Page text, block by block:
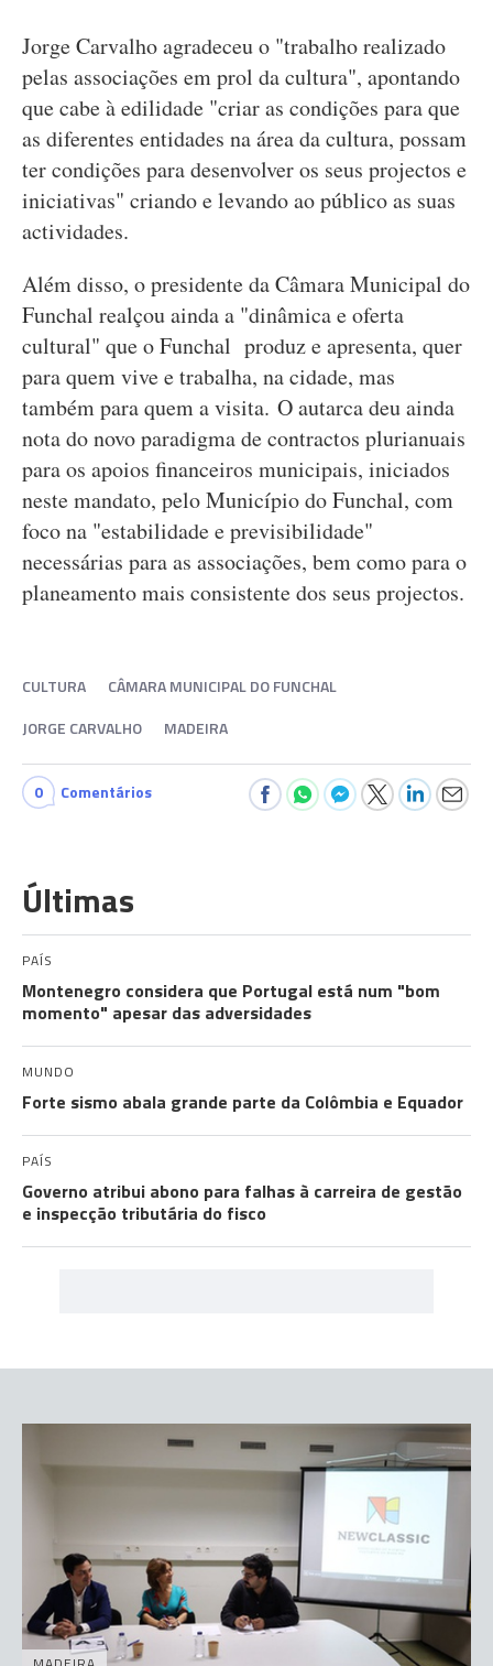
Jorge Carvalho agradeceu o "trabalho realizado
pelas associações em prol da cultura", apontando
que cabe à edilidade "criar as condições para que
as diferentes entidades na área da cultura, possam
ter condições para desenvolver os seus projectos e
iniciativas" criando e levando ao público as suas
actividades.
Além disso, o presidente da Câmara Municipal do
Funchal realçou ainda a "dinâmica e oferta
cultural" que o Funchal produz e apresenta, quer
para quem vive e trabalha, na cidade, mas
também para quem a visita. O autarca deu ainda
nota do novo paradigma de contractos plurianuais
para os apoios financeiros municipais, iniciados
neste mandato, pelo Município do Funchal, com
foco na "estabilidade e previsibilidade"
necessárias para as associações, bem como para o
planeamento mais consistente dos seus projectos.
CULTURA
CÂMARA MUNICIPAL DO FUNCHAL
JORGE CARVALHO
MADEIRA
0 Comentários
Últimas
PAÍS
Montenegro considera que Portugal está num "bom
momento" apesar das adversidades
MUNDO
Forte sismo abala grande parte da Colômbia e Equador
PAÍS
Governo atribui abono para falhas à carreira de gestão
e inspecção tributária do fisco